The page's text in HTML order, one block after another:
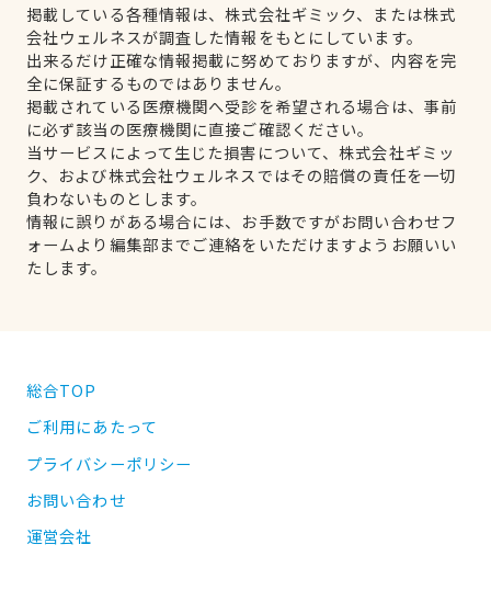
掲載している各種情報は、株式会社ギミック、または株式
会社ウェルネスが調査した情報をもとにしています。
出来るだけ正確な情報掲載に努めておりますが、内容を完
全に保証するものではありません。
掲載されている医療機関へ受診を希望される場合は、事前
に必ず該当の医療機関に直接ご確認ください。
当サービスによって生じた損害について、株式会社ギミッ
ク、および株式会社ウェルネスではその賠償の責任を一切
負わないものとします。
情報に誤りがある場合には、お手数ですがお問い合わせフ
ォームより編集部までご連絡をいただけますようお願いい
たします。
総合TOP
ご利用にあたって
プライバシーポリシー
お問い合わせ
運営会社